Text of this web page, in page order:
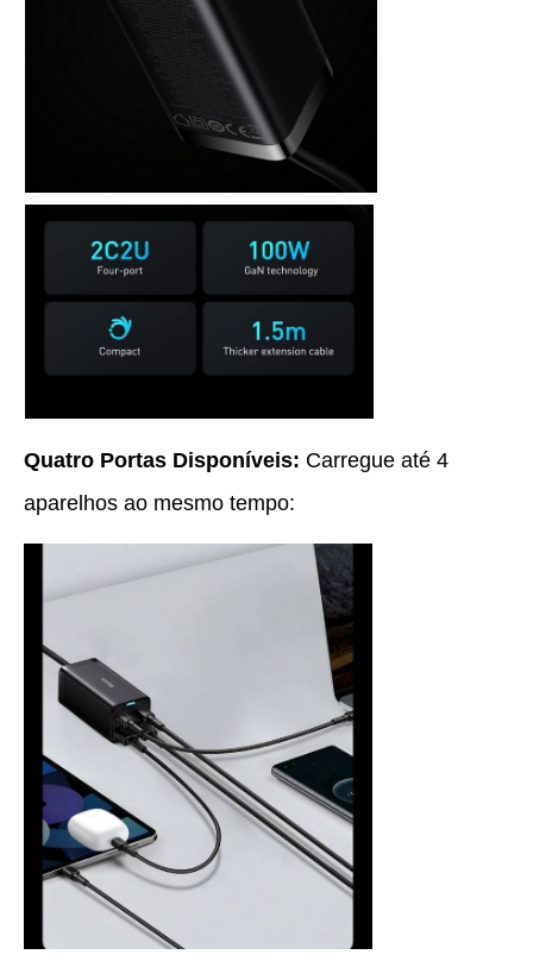
Quatro Portas Disponíveis: Carregue até 4
aparelhos ao mesmo tempo: